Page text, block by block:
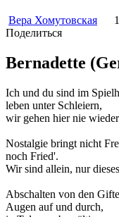
Вера Хомутовская
Поделиться
Bernadette
Ich und du sind im
leben unter Schleiern,
wir gehen hier nie
Nostalgie bringt nicht
noch Fried'.
Wir sind allein, nur
Abschalten von den
Augen auf und durch,